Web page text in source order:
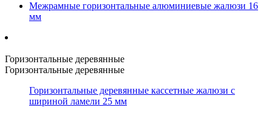
Межрамные горизонтальные алюминиевые жалюзи 16
мм
Горизонтальные деревянные
Горизонтальные деревянные
Горизонтальные деревянные кассетные жалюзи с
шириной ламели 25 мм